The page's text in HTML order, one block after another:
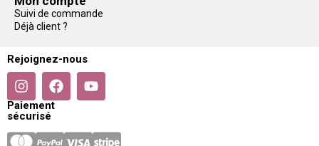
Suivi de commande
Déjà client ?
Rejoignez-nous
Paiement
sécurisé